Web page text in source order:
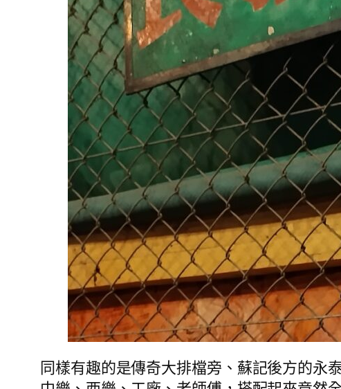
同樣有趣的是傳奇大排檔旁、蘇記後方的永